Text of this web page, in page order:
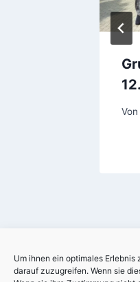
Um ihnen ein optimales
darauf zuzugreifen. Wenn sie
Von